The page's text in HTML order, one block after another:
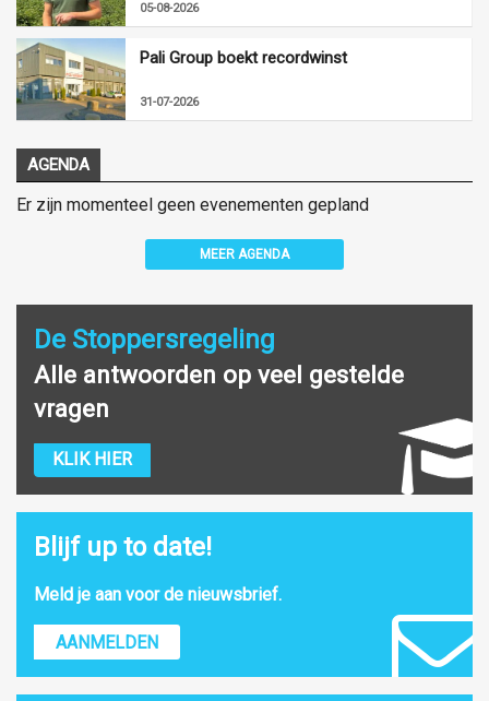
05-08-2026
Pali Group boekt recordwinst
31-07-2026
AGENDA
Er zijn momenteel geen evenementen gepland
MEER AGENDA
De Stoppersregeling
Alle antwoorden op veel gestelde
vragen
KLIK HIER
Blijf up to date!
Meld je aan voor de nieuwsbrief.
AANMELDEN